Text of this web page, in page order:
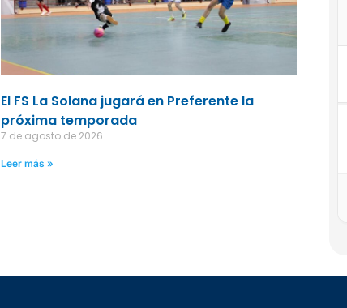
El FS La Solana jugará en Preferente la
próxima temporada
7 de agosto de 2026
Leer más »